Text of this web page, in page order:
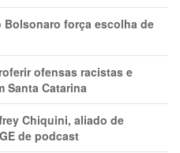
Bolsonaro força escolha de
ofensas racistas e
Santa Catarina
Chiquini, aliado de
de podcast